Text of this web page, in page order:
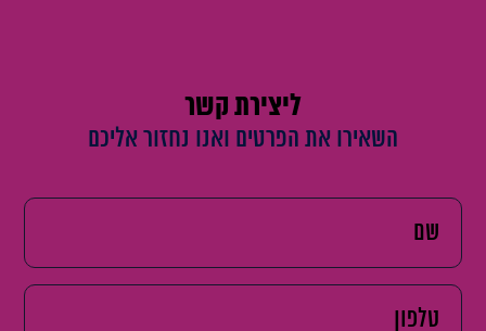
ליצירת קשר
השאירו את הפרטים ואנו נחזור אליכם